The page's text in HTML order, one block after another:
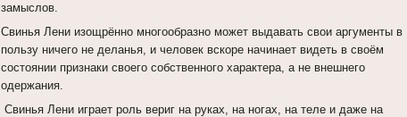
замыслов.
Свинья Лени изощрённо многообразно может выдавать свои аргументы в
пользу ничего не деланья, и человек вскоре начинает видеть в своём
состоянии признаки своего собственного характера, а не внешнего
одержания.
Свинья Лени играет роль вериг на руках, на ногах, на теле и даже на